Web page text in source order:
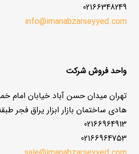
02166348249
info@imanabzarseyyed.com
واحد فروش شرکت
تهران میدان حسن آباد خیابان امام
هادی ساختمان بازار ابزار یراق فجر
02166964913
02166964753